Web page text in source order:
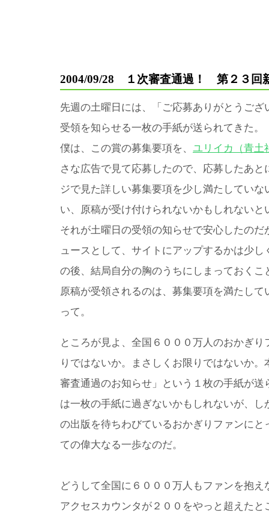
2004/09/28 １次審査通過！ 第２３回
先週の土曜日には、「ご応募ありがとうござ
受領を知らせる一枚の手紙が送られてきた。
僕は、この賞の募集要項を、 ユリイカ（青土
さな広告で見て応募したので、応募したあと
ジで見た詳しい募集要項を少し満たしていな
い、原稿が受け付けられないかもしれないと
それが土曜日の受領の知らせで安心したのだ
ュースとして、サイトにアップするかは少し
の後、結局自分の胸のうちにしまっておくこ
原稿が受領されるのは、募集要項を満たして
って。
ところが見よ、全国６０００万人のおかぎ
りではないか。まさしくお限りではないか
審査通過のお知らせ」という１枚の手紙が送
は一枚の手紙に過ぎないかもしれないが、し
の出版を待ちわびているおかぎりファンにと
ての偉大なる一歩なのだ。
どうして全国に６０００万人もファンを抱え
アクセスカウンタが２００をやっと超えたと